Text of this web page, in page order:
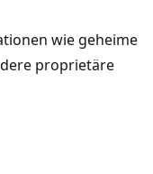
wie geheime
proprietäre